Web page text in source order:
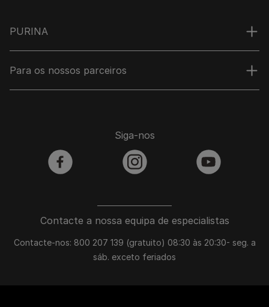
PURINA
Para os nossos parceiros
Contacte a nossa equipa de especialistas
Contacte-nos: 800 207 139 (gratuito) 08:30 às 20:30- seg. a
sáb. exceto feriados
Siga-nos
facebook instagram youtube